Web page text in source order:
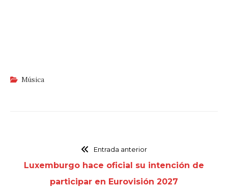
Música
Entrada anterior
Luxemburgo hace oficial su intención de
participar en Eurovisión 2027